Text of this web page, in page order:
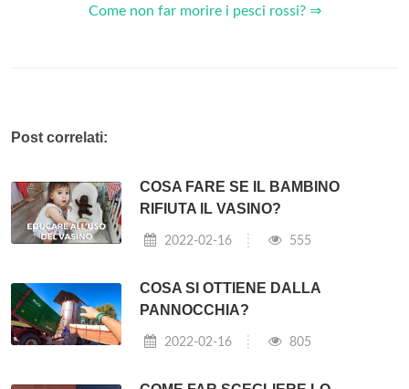
Come non far morire i pesci rossi? ⇒
Post correlati:
COSA FARE SE IL BAMBINO
RIFIUTA IL VASINO?
2022-02-16 555
COSA SI OTTIENE DALLA
PANNOCCHIA?
2022-02-16 805